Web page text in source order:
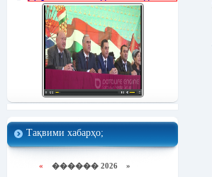
Тақвими хабарҳо;
« ������ 2026 »